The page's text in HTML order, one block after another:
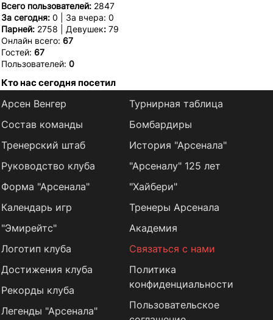
Всего пользователей: 2847
За сегодня: 0 | За вчера: 0
Парней: 2758 | Девушек: 79
Онлайн всего: 67
Гостей: 67
Пользователей: 0
Кто нас сегодня посетил
Арсен Венгер
Состав команды
Тренерский штаб
Руководство клуба
Форма "Арсенала"
Календарь игр
Турнирная таблица
Бомбардиры
История "Арсенала"
"Арсеналу" 125 лет
"Хайбери"
Тренеры Арсенала
"Эмирейтс"
Логотип клуба
Достижения клуба
Рекорды клуба
Легенды "Арсенала"
Академия
Связаться с нами
Политика
конфиденциальности
Пользовательское